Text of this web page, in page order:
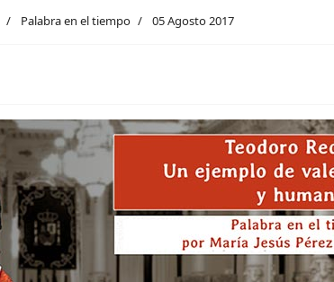
Palabra en el tiempo 05 Agosto 2017